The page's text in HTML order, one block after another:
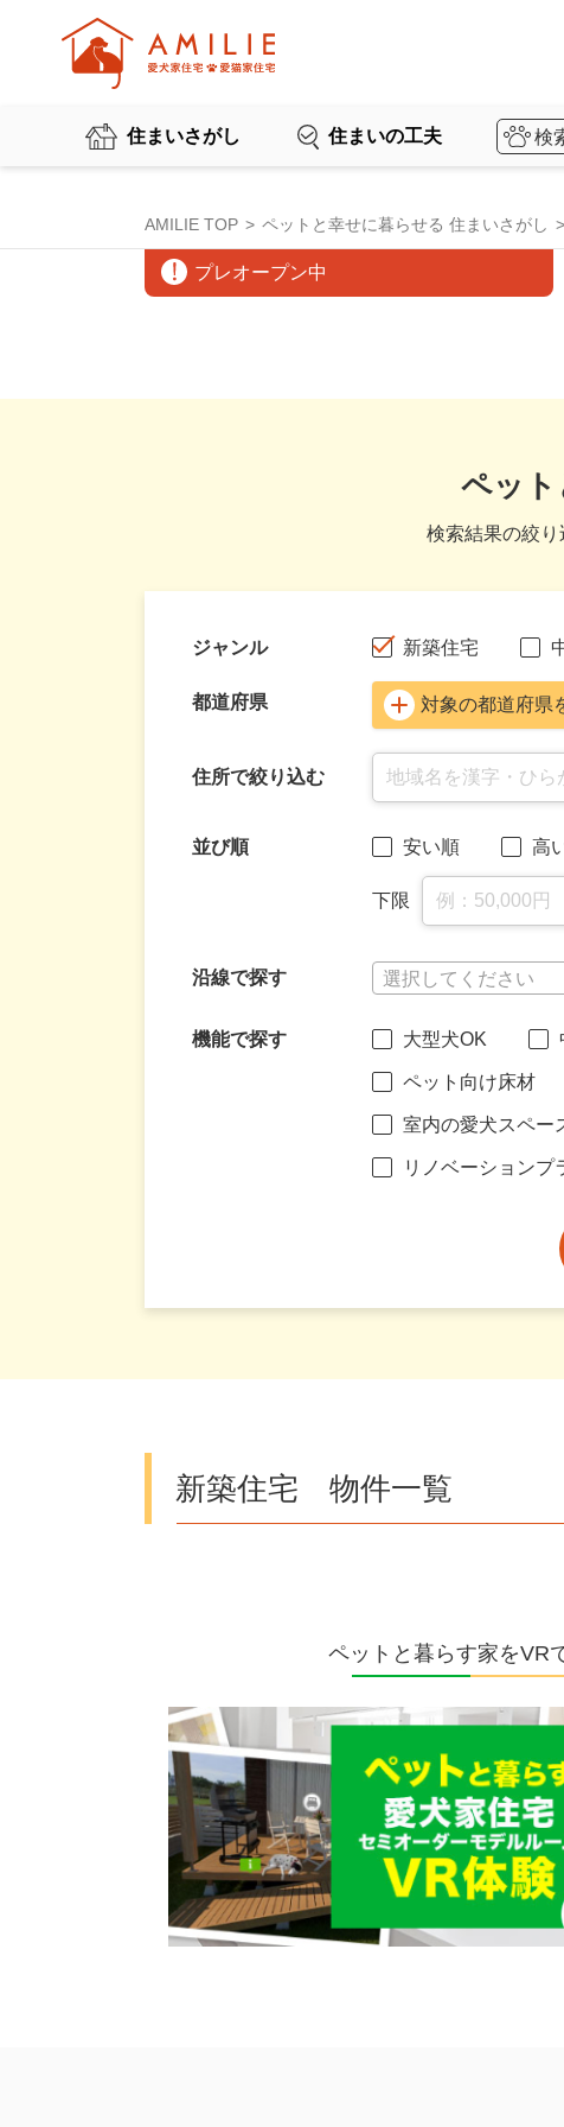
住まいさがし 住まいの工夫
AMILIE TOP ペットと幸せに暮らせる 住まいさがし
プレオープン中
ペット
検索結果の絞り
ジャンル 新築住宅
都道府県 対象の都道府県
住所で絞り込む
並び順 安い順 高
下限
沿線で探す 選択してください
機能で探す 大型犬OK
ペット向け床材
室内の愛犬スペー
リノベーションプ
新築住宅 物件一覧
ペットと暮らす家をVR